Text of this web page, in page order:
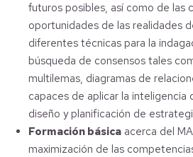
futuros posibles, así como de las
oportunidades de las realidades
diferentes técnicas para la
búsqueda de consensos tales
multilemas, diagramas de
capaces de aplicar la inteligencia
diseño y planificación de
Formación básica acerca del
maximización de las